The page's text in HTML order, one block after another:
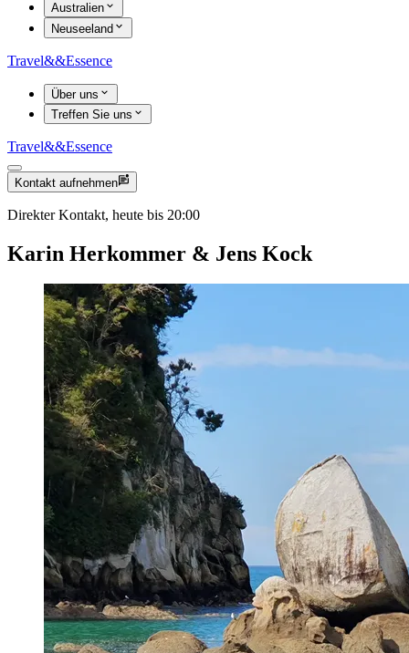
Australien
Neuseeland
Travel&&Essence
Über uns
Treffen Sie uns
Travel&&Essence
Kontakt aufnehmen
Direkter Kontakt, heute bis 20:00
Karin Herkommer & Jens Kock